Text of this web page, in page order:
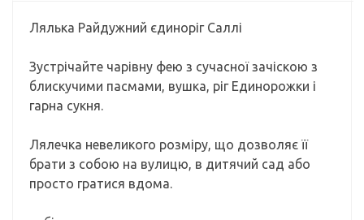
Лялька Райдужний єдиноріг Саллі
Зустрічайте чарівну фею з сучасної зачіскою з
блискучими пасмами, вушка, ріг Единорожки і
гарна сукня.
Лялечка невеликого розміру, що дозволяє її
брати з собою на вулицю, в дитячий сад або
просто гратися вдома.